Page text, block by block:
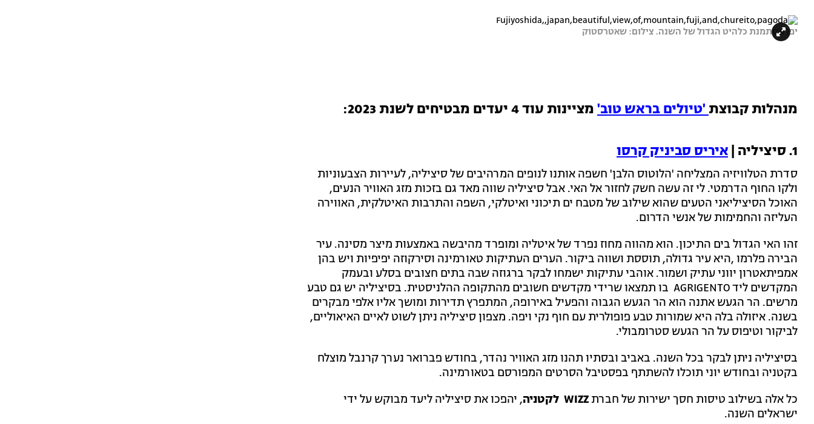
יפן מסתמנת כלהיט הגדול של השנה. צילום: שאטרסטוק
מנהלות קבוצת'טיולים בראש טוב' מציינות עוד 4 יעדים מבטיחים לשנת 2023:
1. סיציליה | איריס סביניק קרסו
סדרת הטלוויזיה המצליחה 'הלוטוס הלבן' חשפה אותנו לנופים המרהיבים של סיציליה, לעיירות הצבעוניות
ולקו החוף הדרמטי. לי זה עשה חשק לחזור אל האי. אבל סיציליה שווה מאד גם בזכות מזג האוויר הנעים,
האוכל הסיציליאני הטעים שהוא שילוב של מטבח ים תיכוני ואיטלקי, השפה והתרבות האיטלקית, האווירה
העליזה והחמימות של אנשי הדרום.
זהו האי הגדול בים התיכון. הוא מהווה מחוז נפרד של איטליה ומופרד מהיבשה באמצעות מיצר מסינה. עיר
הבירה פלרמו ,היא עיר גדולה, תוססת ושווה ביקור. הערים העתיקות טאורמינה וסירקוזה יפיפיות ויש בהן
אמפיתאטרון יווני עתיק ושמור. אוהבי עתיקות ישמחו לבקר ברגוזה שבה בתים חצובים בסלע ובעמק
המקדשים ליד AGRIGENTO בו תמצאו שרידי מקדשים חשובים מהתקופה ההלניסטית. בסיציליה יש גם טבע
מרשים. הר הגעש אתנה הוא הר הגעש הגבוה והפעיל באירופה, המתפרץ תדירות ומושך אליו אלפי מבקרים
בשנה. איזולה בלה היא שמורות טבע פופולרית עם חוף נקי ויפה. מצפון סיציליה ניתן לשוט לאיים האיאוליים,
לביקור וטיפוס על הר הגעש סטרומבולי.
בסיציליה ניתן לבקר בכל השנה. באביב ובסתיו תהנו מזג האוויר נהדר, בחודש פברואר נערך קרנבל מוצלח
בקטניה ובחודש יוני תוכלו להשתתף בפסטיבל הסרטים המפורסם בטאורמינה.
כל אלה בשילוב טיסות חסך ישירות של חברת WIZZ לקטניה
, יהפכו את סיציליה ליעד מבוקש על ידי
ישראלים השנה.